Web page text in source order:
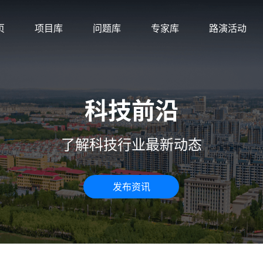
项目库 问题库 专家库 路演活动
科技前沿
了解科技行业最新动态
发布资讯